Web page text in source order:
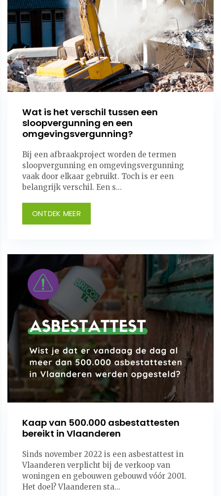
Wat is het verschil tussen een
sloopvergunning en een
omgevingsvergunning?
Bij een afbraakproject worden de termen
sloopvergunning en omgevingsvergunning
vaak door elkaar gebruikt. Toch is er een
belangrijk verschil. Een s...
ONTDEK MEER
Kaap van 500.000 asbestattesten
bereikt in Vlaanderen
Sinds november 2022 is een asbestattest in
Vlaanderen verplicht bij de verkoop van
woningen en gebouwen gebouwd vóór 2001.
Het doel? Vlaanderen sta...